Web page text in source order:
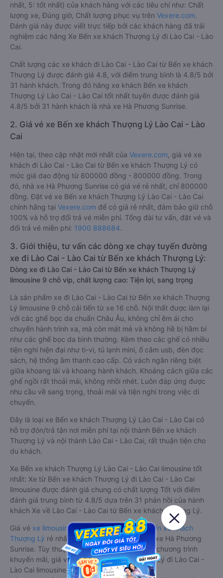
nhất, 5: tốt nhất) của khách hàng với các tiêu chí như: Chất
lượng xe, Đúng giờ, Chất lượng phục vụ trên Vexere.com.
Đánh giá này được viết trực tiếp bởi các khách hàng đã trải
nghiệm các hãng Xe Bến xe khách Thượng Lý đi Lào Cai - Lào
Cai.
Chất lượng các xe khách đi Lào Cai - Lào Cai từ Bến xe khách
Thượng Lý được đánh giá 4.8, với điểm trung bình là 4.8/5 bởi
31 hành khách. Trong đó hãng xe khách Bến xe khách
Thượng Lý Lào Cai - Lào Cai tốt nhất tuyến được đánh giá
4.8/5 bởi 31 hành khách là nhà xe Hà Phương Sunrise.
2. Giá vé xe Bến xe khách Thượng Lý Lào Cai - Lào
Cai
Hiện tại, theo cập nhật mới nhất của Vexere.com , giá vé xe
khách đi Lào Cai - Lào Cai từ Bến xe khách Thượng Lý có
mức giá dao động từ 800000 đồng - 800000 đồng. Trong
đó, nhà xe Hà Phương Sunrise có giá vé rẻ nhất, chỉ 800000
đồng. Đặt vé xe Bến xe khách Thượng Lý Lào Cai - Lào Cai
chính hãng tại Vexere.com để có giá rẻ nhất, đảm bảo giữ chỗ
100% và hỗ trợ đổi trả vé miễn phí. Tổng đài tư vấn, đặt vé và
đổi trả vé miễn phí: 1900 888684.
3. Giới thiệu, tư vấn các dòng xe chạy tuyến đường
xe đi Lào Cai - Lào Cai từ Bến xe khách Thượng Lý:
Dòng xe đi Lào Cai - Lào Cai từ Bến xe khách Thượng Lý
limousine 9 chỗ vip, chất lượng cao: Tiện lợi, sang trọng
Là sản phẩm xe đi Lào Cai - Lào Cai từ Bến xe khách Thượng
Lý limousine 9 chỗ cải tiến từ xe 16 chỗ. Nội thất được làm lại
với các ghế bọc da chuẩn Châu Âu, không chỉ êm ái cho
chuyến hành trình xa, mà còn mát mẻ và không hề bị hầm bí
như các ghế bọc da bình thường. Kèm theo các ghế có nhiều
tiện nghi hiện đại như ti-vi, tủ lạnh mini, ổ cắm usb, đèn đọc
sách, hệ thống âm thanh cao cấp. Có vách ngăn riêng biệt
giữa khoang lái và khoang hành khách. Khoảng cách giữa các
ghế ngồi rất thoải mái, không nhồi nhét. Luôn đáp ứng được
nhu cầu về sang trọng, thoải mái và tiện nghi trong việc di
chuyển.
Đây là loại xe Bến xe khách Thượng Lý Lào Cai - Lào Cai có
hỗ trợ đón/trả tận nơi miễn phí tại nội thành Bến xe khách
Thượng Lý và nội thành Lào Cai - Lào Cai, rất thuận tiện cho
du khách.
Xe Bến xe khách Thượng Lý Lào Cai - Lào Cai limousine tốt
nhất: Xe từ Bến xe khách Thượng Lý đi Lào Cai - Lào Cai
limousine được đánh giá chung có chất lượng Tốt với điểm
đánh giá trung bình từ 4.8/5 dựa trên 31 phản hồi của hành
khách Xe về Lào Cai - Lào Cai từ Bến xe khách Thượng Lý.
Giá vé xe limousine đi Lào Cai - Lào Cai từ Bến xe khách
Thượng Lý rẻ nhất là 800000VND của hãng xe Hà Phương
Sunrise. Tùy thuộc vào vị trí ngồi của bạn và chương trình
khuyến mãi, giá vé Xe Bến xe khách Thượng Lý đi Lào Cai -
Lào Cai limousine này có thể sẽ rẻ hơn